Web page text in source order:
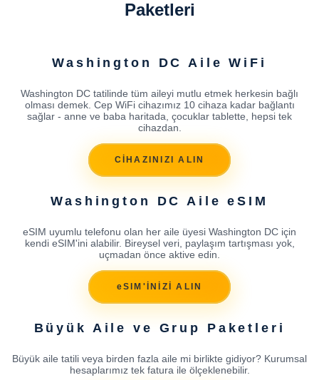
Paketleri
Washington DC Aile WiFi
Washington DC tatilinde tüm aileyi mutlu etmek herkesin bağlı
olması demek. Cep WiFi cihazımız 10 cihaza kadar bağlantı
sağlar - anne ve baba haritada, çocuklar tablette, hepsi tek
cihazdan.
CİHAZINIZI ALIN
Washington DC Aile eSIM
eSIM uyumlu telefonu olan her aile üyesi Washington DC için
kendi eSIM'ini alabilir. Bireysel veri, paylaşım tartışması yok,
uçmadan önce aktive edin.
eSIM'İNİZİ ALIN
Büyük Aile ve Grup Paketleri
Büyük aile tatili veya birden fazla aile mi birlikte gidiyor? Kurumsal
hesaplarımız tek fatura ile ölçeklenebilir.